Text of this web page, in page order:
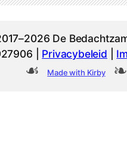
De
| Privacybeleid
Made with Kirby